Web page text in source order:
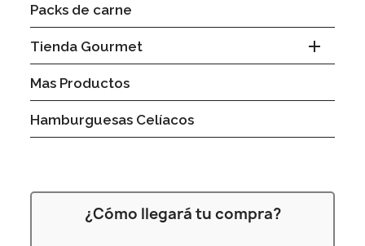
Packs de carne
Tienda Gourmet 
Mas Productos
Hamburguesas Celíacos
¿Cómo llegará tu compra?